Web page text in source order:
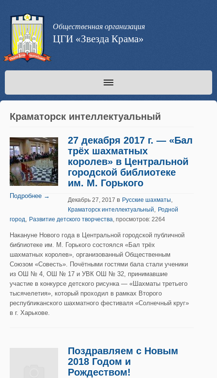
Общественная организация
ЦГИ «Звезда Крама»
Краматорск интеллектуальный
Подробнее →
27 декабря 2017 г. — «Бал
трёх шахматных
королев» в Центральной
городской библиотеке
им. М. Горького
Декабрь 27, 2017 в Русские шахматы,
Краматорск интеллектуальный, Родной
город, Развитие детского творчества, просмотров: 2264
Накануне Нового года в Центральной городской публичной
библиотеке им. М. Горького состоялся «Бал трёх
шахматных королев», организованный Общественным
Союзом «Совесть». Почётными гостями бала стали ученики
из ОШ № 4, ОШ № 17 и УВК ОШ № 32, принимавшие
участие в конкурсе детского рисунка — «Шахматы третьего
тысячелетия», который проходил в рамках Второго
республиканского шахматного фестиваля «Солнечный круг»
в г. Харькове.
Поздравляем с Новым
2018 Годом и
Рождеством!